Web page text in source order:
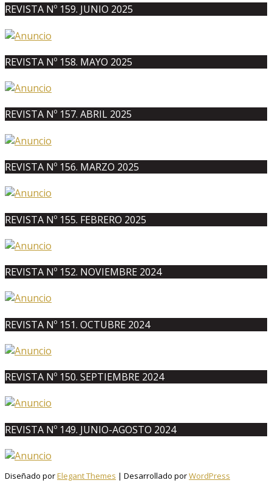
REVISTA Nº 159. JUNIO 2025
REVISTA Nº 158. MAYO 2025
REVISTA Nº 157. ABRIL 2025
REVISTA Nº 156. MARZO 2025
REVISTA Nº 155. FEBRERO 2025
REVISTA Nº 152. NOVIEMBRE 2024
REVISTA Nº 151. OCTUBRE 2024
REVISTA Nº 150. SEPTIEMBRE 2024
REVISTA Nº 149. JUNIO-AGOSTO 2024
Diseñado porElegant Themes | Desarrollado porWordPress